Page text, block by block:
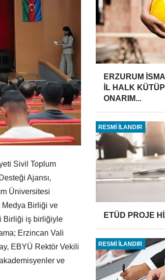
Sivil Toplum
Ajansı,
Üniversitesi
Medya Birliği ve
Birliği iş birliğiyle
Erzincan Vali
EBYÜ Rektör Vekili
ve
ERZURUM
İL HALK
ONARIM...
RESMİ İLANDIR
ETÜD PROJE
RESMİ İLANDIR